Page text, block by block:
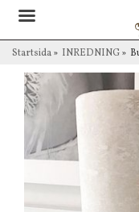
Startsida» INREDNING»